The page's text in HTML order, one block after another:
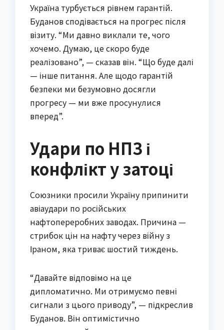
Україна турбується рівнем гарантій.
Буданов сподівається на прогрес після
візиту. “Ми давно виклали те, чого
хочемо. Думаю, це скоро буде
реалізовано”, — сказав він. “Що буде далі
— інше питання. Але щодо гарантій
безпеки ми безумовно досягли
прогресу — ми вже просунулися
вперед”.
Удари по НПЗ і
конфлікт у затоці
Союзники просили Україну припинити
авіаудари по російських
нафтопереробних заводах. Причина —
стрибок цін на нафту через війну з
Іраном, яка триває шостий тиждень.
“Давайте відповімо на це
дипломатично. Ми отримуємо певні
сигнали з цього приводу”, — підкреслив
Буданов. Він оптимістично